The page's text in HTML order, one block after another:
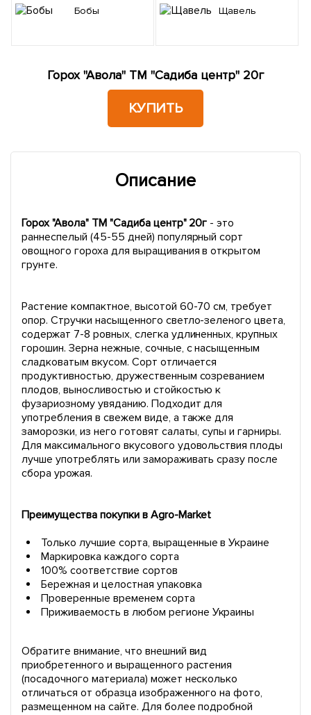
Бобы Щавель
Горох "Авола" ТМ "Садиба центр" 20г
КУПИТЬ
Описание
Горох "Авола" ТМ "Садиба центр" 20г - это
раннеспелый (45-55 дней) популярный сорт
овощного гороха для выращивания в открытом
грунте.
Растение компактное, высотой 60-70 см, требует
опор. Стручки насыщенного светло-зеленого цвета,
содержат 7-8 ровных, слегка удлиненных, крупных
горошин. Зерна нежные, сочные, с насыщенным
сладковатым вкусом. Сорт отличается
продуктивностью, дружественным созреванием
плодов, выносливостью и стойкостью к
фузариозному увяданию. Подходит для
употребления в свежем виде, а также для
заморозки, из него готовят салаты, супы и гарниры.
Для максимального вкусового удовольствия плоды
лучше употреблять или замораживать сразу после
сбора урожая.
Преимущества покупки в Agro-Market
Только лучшие сорта, выращенные в Украине
Маркировка каждого сорта
100% соответствие сортов
Бережная и целостная упаковка
Проверенные временем сорта
Приживаемость в любом регионе Украины
Обратите внимание, что внешний вид
приобретенного и выращенного растения
(посадочного материала) может несколько
отличаться от образца изображенного на фото,
размещенном на сайте. Для более подробной